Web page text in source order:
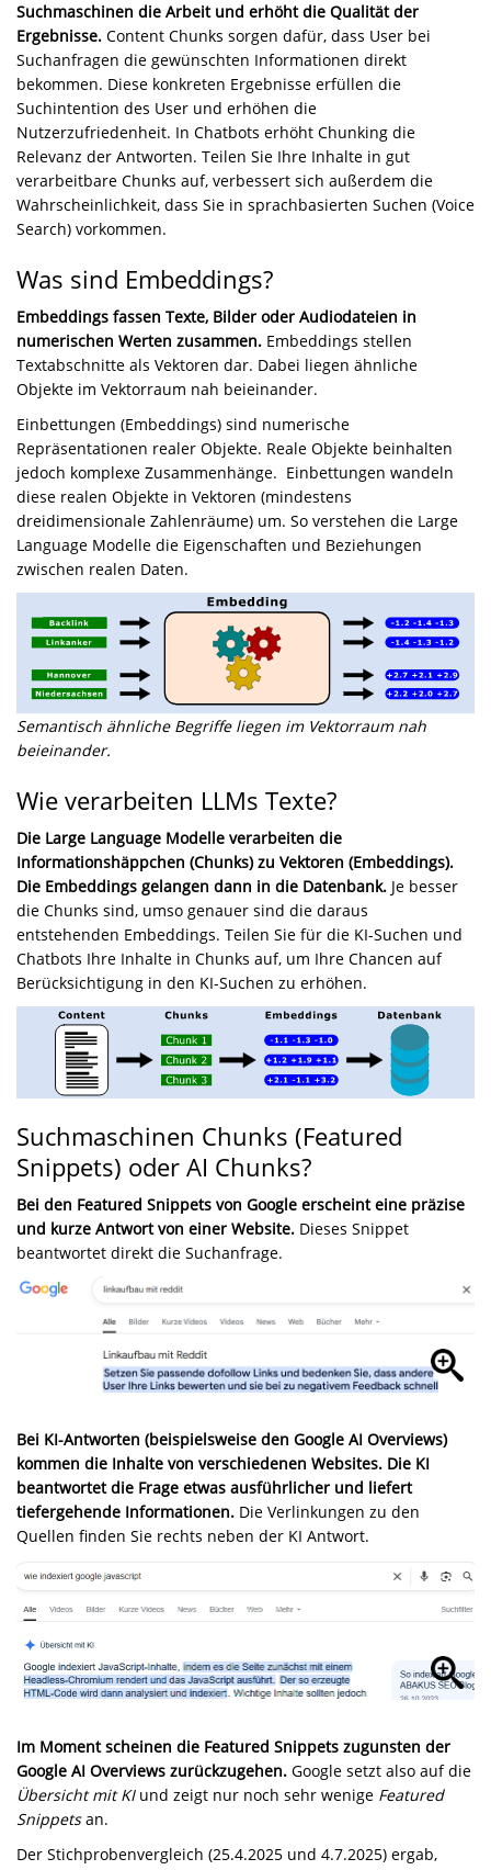
Suchmaschinen die Arbeit und erhöht die Qualität der
Ergebnisse. Content Chunks sorgen dafür, dass User bei
Suchanfragen die gewünschten Informationen direkt
bekommen. Diese konkreten Ergebnisse erfüllen die
Suchintention des User und erhöhen die
Nutzerzufriedenheit. In Chatbots erhöht Chunking die
Relevanz der Antworten. Teilen Sie Ihre Inhalte in gut
verarbeitbare Chunks auf, verbessert sich außerdem die
Wahrscheinlichkeit, dass Sie in sprachbasierten Suchen (Voice
Search) vorkommen.
Was sind Embeddings?
Embeddings fassen Texte, Bilder oder Audiodateien in
numerischen Werten zusammen. Embeddings stellen
Textabschnitte als Vektoren dar. Dabei liegen ähnliche
Objekte im Vektorraum nah beieinander.
Einbettungen (Embeddings) sind numerische
Repräsentationen realer Objekte. Reale Objekte beinhalten
jedoch komplexe Zusammenhänge. Einbettungen wandeln
diese realen Objekte in Vektoren (mindestens
dreidimensionale Zahlenräume) um. So verstehen die Large
Language Modelle die Eigenschaften und Beziehungen
zwischen realen Daten.
Semantisch ähnliche Begriffe liegen im Vektorraum nah
beieinander.
Wie verarbeiten LLMs Texte?
Die Large Language Modelle verarbeiten die
Informationshäppchen (Chunks) zu Vektoren (Embeddings).
Die Embeddings gelangen dann in die Datenbank. Je besser
die Chunks sind, umso genauer sind die daraus
entstehenden Embeddings. Teilen Sie für die KI-Suchen und
Chatbots Ihre Inhalte in Chunks auf, um Ihre Chancen auf
Berücksichtigung in den KI-Suchen zu erhöhen.
Suchmaschinen Chunks (Featured
Snippets) oder AI Chunks?
Bei den Featured Snippets von Google erscheint eine präzise
und kurze Antwort von einer Website. Dieses Snippet
beantwortet direkt die Suchanfrage.
Bei KI-Antworten (beispielsweise den Google AI Overviews)
kommen die Inhalte von verschiedenen Websites. Die KI
beantwortet die Frage etwas ausführlicher und liefert
tiefergehende Informationen. Die Verlinkungen zu den
Quellen finden Sie rechts neben der KI Antwort.
Im Moment scheinen die Featured Snippets zugunsten der
Google AI Overviews zurückzugehen. Google setzt also auf die
Übersicht mit KI und zeigt nur noch sehr wenige Featured
Snippetsan.
Der Stichprobenvergleich (25.4.2025 und 4.7.2025) ergab,